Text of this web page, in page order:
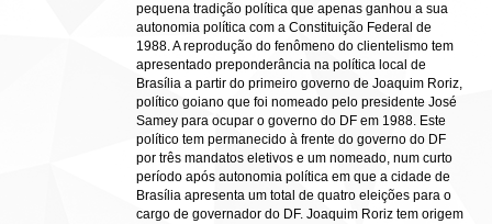
pequena tradição política que apenas ganhou a sua
autonomia política com a Constituição Federal de
1988. A reprodução do fenômeno do clientelismo tem
apresentado preponderância na política local de
Brasília a partir do primeiro governo de Joaquim Roriz,
político goiano que foi nomeado pelo presidente José
Samey para ocupar o governo do DF em 1988. Este
político tem permanecido à frente do governo do DF
por três mandatos eletivos e um nomeado, num curto
período após autonomia política em que a cidade de
Brasília apresenta um total de quatro eleições para o
cargo de governador do DF. Joaquim Roriz tem origem